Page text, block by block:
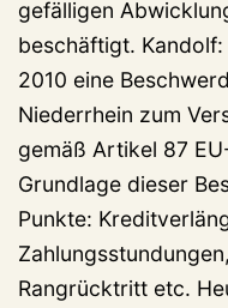
gefälligen
beschäftigt.
2010 eine
Niederrhein zum
gemäß Artikel 87
Grundlage dieser
Punkte:
Rangrücktritt etc.